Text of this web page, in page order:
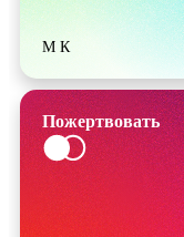
М К
Пожертвовать